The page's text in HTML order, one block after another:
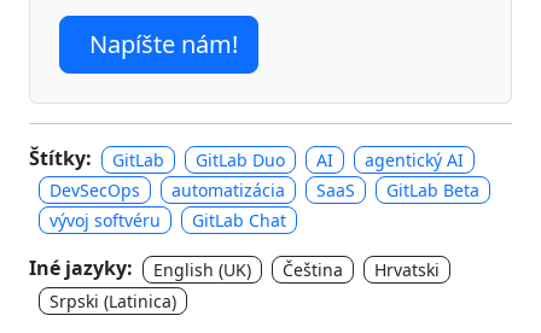
Napíšte nám!
Štítky: GitLab GitLab Duo AI
agentický AI
DevSecOps
automatizácia SaaS
GitLab Beta
vývoj softvéru
GitLab Chat
Iné jazyky: English (UK) Čeština
Hrvatski
Srpski (Latinica)